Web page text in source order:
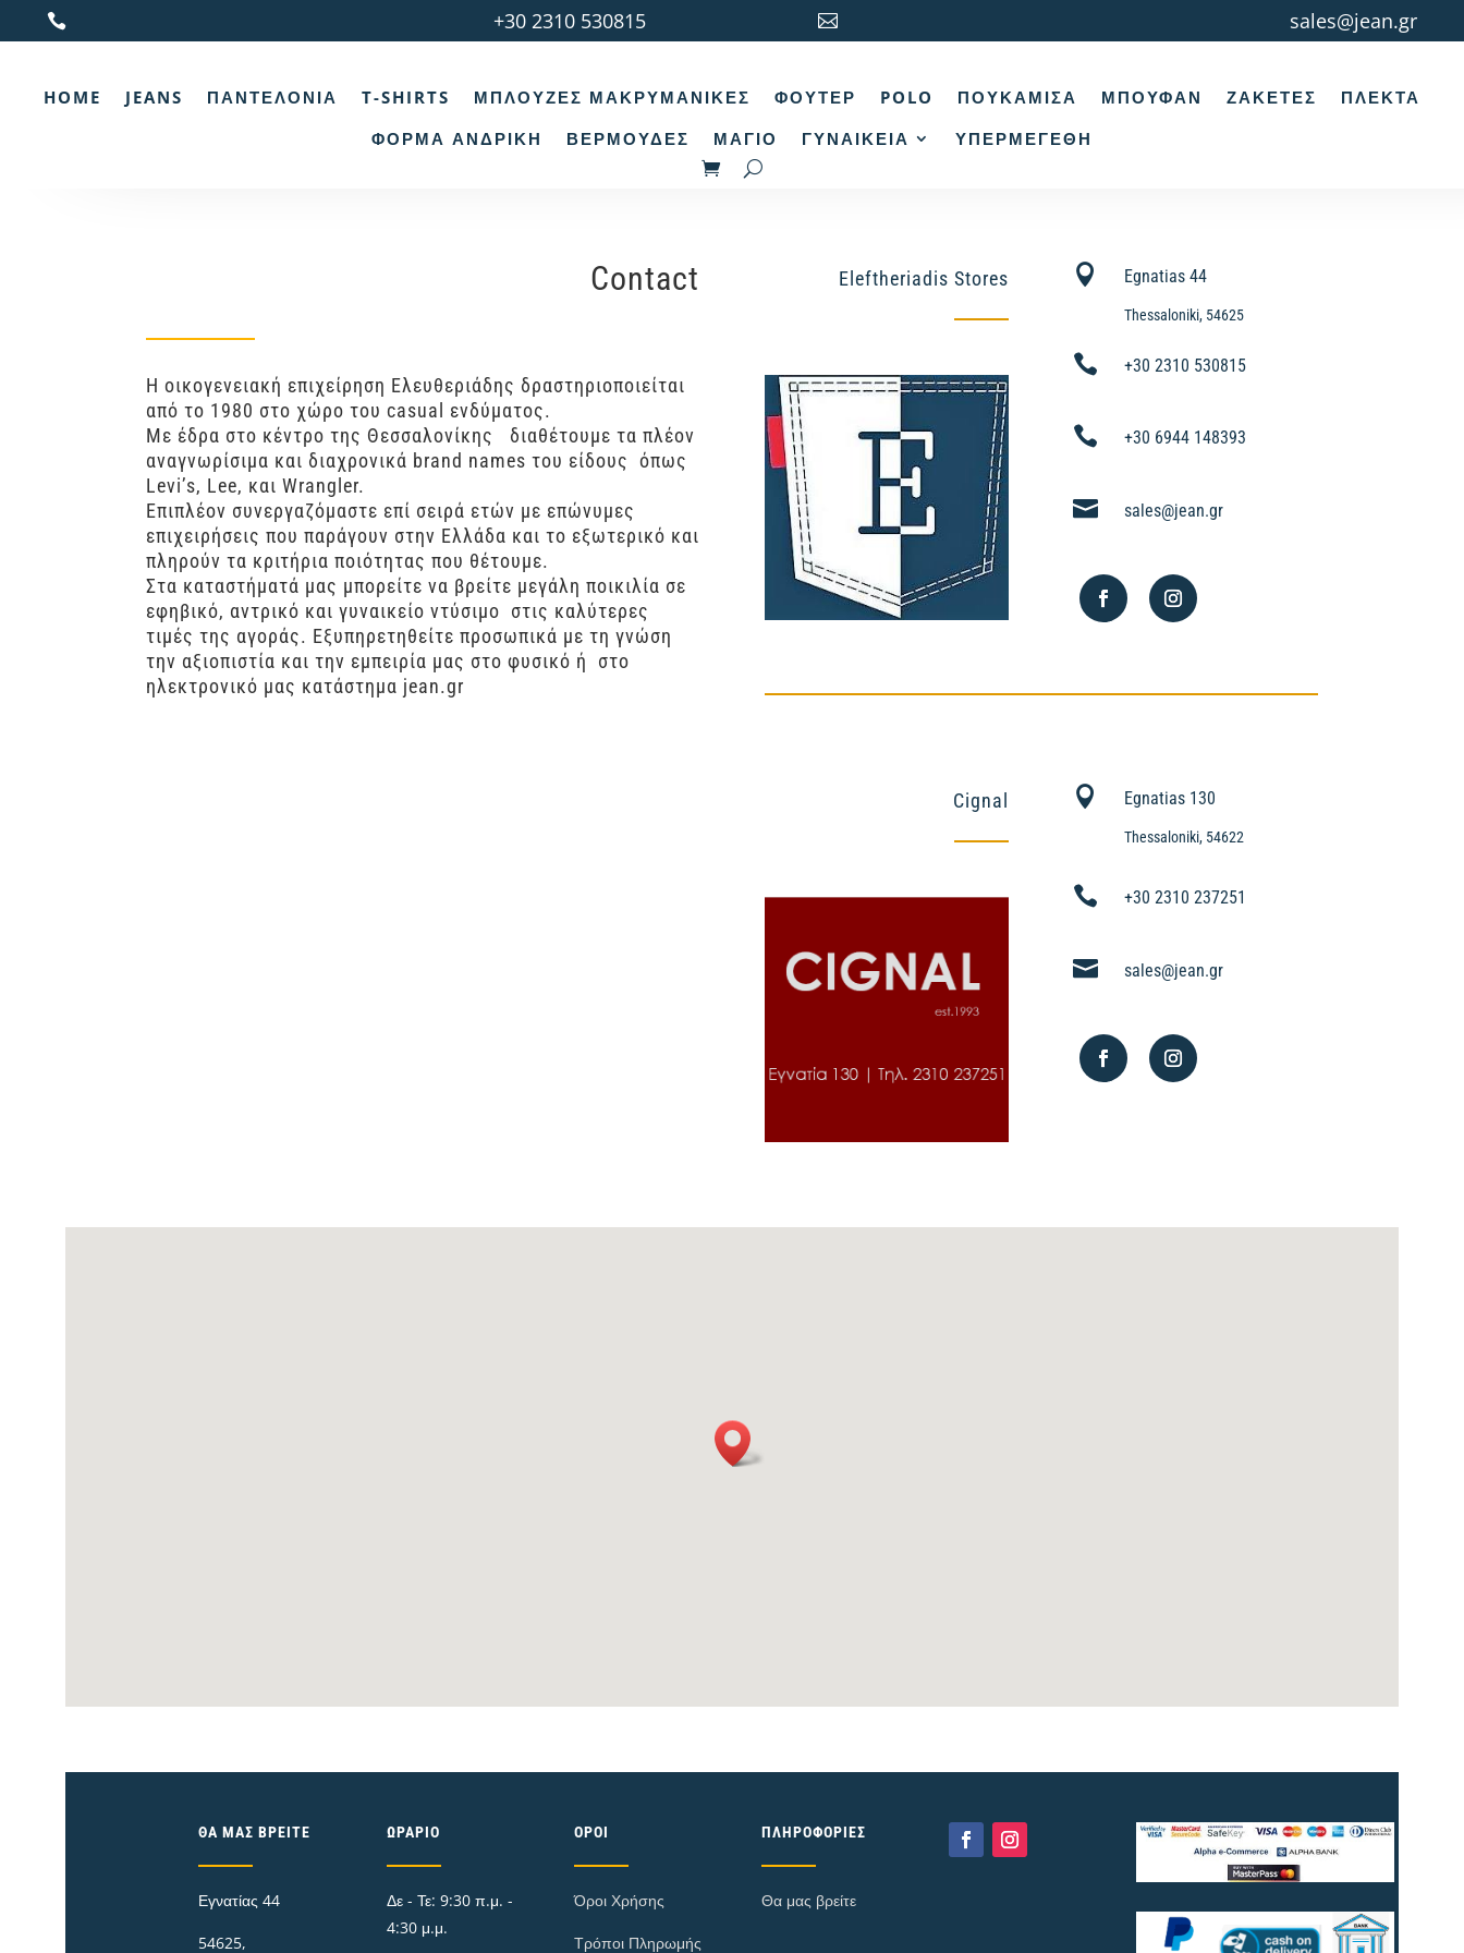
 +30 2310 530815  sales@jean.gr
HOME JEANS ΠΑΝΤΕΛΌΝΙΑ T-SHIRTS ΜΠΛΟΎΖΕΣ ΜΑΚΡΥΜΆΝΙΚΕΣ ΦΟΎΤΕΡ POLO ΠΟΥΚΆΜΙΣΑ ΜΠΟΥΦΆΝ ΖΑΚΈΤΕΣ
ΠΛΕΚΤΆ
ΦΌΡΜΑ ΑΝΔΡΙΚΉ
ΒΕΡΜΟΎΔΕΣ ΜΑΓΙΌ ΓΥΝΑΙΚΕΊΑ ΥΠΕΡΜΕΓΈΘΗ
Contact
Η οικογενειακή επιχείρηση Ελευθεριάδης δραστηριοποιείται
από το 1980 στο χώρο του casual ενδύματος.
Με έδρα στο κέντρο της Θεσσαλονίκης διαθέτουμε τα πλέον
αναγνωρίσιμα και διαχρονικά brand names του είδους όπως
Levi’s, Lee, και Wrangler.
Επιπλέον συνεργαζόμαστε επί σειρά ετών με επώνυμες
επιχειρήσεις που παράγουν στην Ελλάδα και το εξωτερικό και
πληρούν τα κριτήρια ποιότητας που θέτουμε.
Στα καταστήματά μας μπορείτε να βρείτε μεγάλη ποικιλία σε
εφηβικό, αντρικό και γυναικείο ντύσιμο στις καλύτερες
τιμές της αγοράς. Εξυπηρετηθείτε προσωπικά με τη γνώση
την αξιοπιστία και την εμπειρία μας στο φυσικό ή στο
ηλεκτρονικό μας κατάστημα jean.gr
Eleftheriadis Stores  Egnatias 44
Thessaloniki, 54625
 +30 2310 530815
 +30 6944 148393
 sales@jean.gr
Cignal  Egnatias 130
Thessaloniki, 54622
 +30 2310 237251
 sales@jean.gr
ΘΑ ΜΑΣ ΒΡΕΊΤΕ
Εγνατίας 44
54625,
ΩΡΆΡΙΟ
Δε - Τε: 9:30 π.μ. -
4:30 μ.μ.
ΌΡΟΙ
Όροι Χρήσης
Τρόποι Πληρωμής
ΠΛΗΡΟΦΟΡΊΕΣ
Θα μας βρείτε